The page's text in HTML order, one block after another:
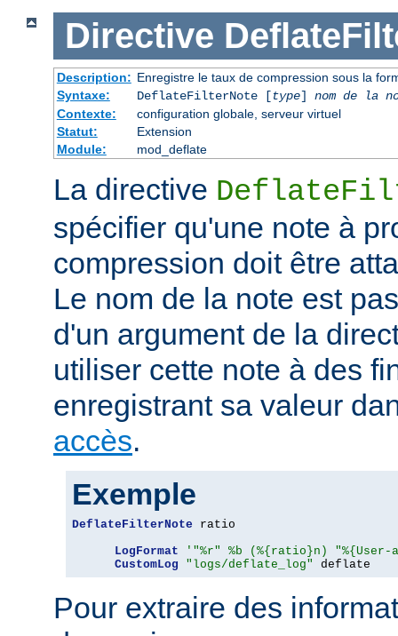
Directive
Description: Enregistre le taux de compression sous la
Syntaxe:
DeflateFilterNote [type] nom de la
Contexte:
configuration globale, serveur virtuel
Statut:
Extension
Module:
mod_deflate
La directive
spécifier qu'une note à
compression doit être
Le nom de la note est
d'un argument de la
utiliser cette note à des
enregistrant sa valeur
accès.
Exemple
DeflateFilterNote ratio
LogFormat
'"%r" %b (%{ratio}n)
CustomLog
"logs/deflate_log" deflate
Pour extraire des